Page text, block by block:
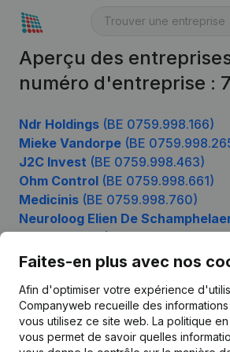
Aperçu des
numéro d'entreprise :
Ndr Holdings (BE 0759.998.166)
Mieke Vandorpe (BE
J2C Invest (BE 0759.998.463)
Ohm Control (BE 0759.998.661)
Medicinis (BE 0759.998.760)
Neuroloog Elien De
Faites-en plus avec nos
Afin d'optimiser votre expérience
Companyweb recueille des
vous utilisez ce site web. La politique
vous permet de savoir quelles
Produit